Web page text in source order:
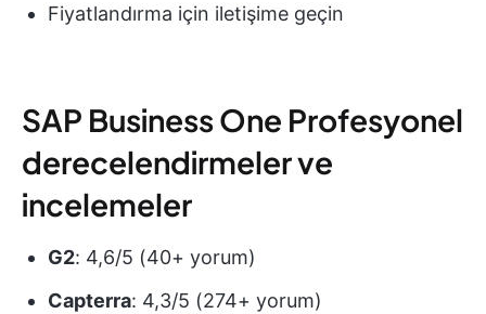
Fiyatlandırma için iletişime geçin
SAP Business One Profesyonel
derecelendirmeler ve
incelemeler
G2: 4,6/5 (40+ yorum)
Capterra: 4,3/5 (274+ yorum)